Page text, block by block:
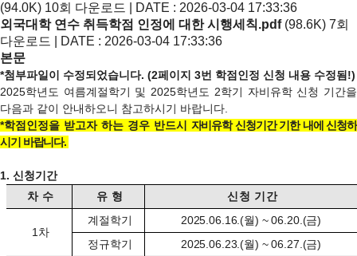
(94.0K) 10회 다운로드 | DATE : 2026-03-04 17:33:36
외국대학 연수 취득학점 인정에 대한 시행세칙.pdf (98.6K) 7회
다운로드 | DATE : 2026-03-04 17:33:36
본문
*첨부파일이 수정되었습니다. (2페이지 3번 학점인정 신청 내용 수정됨!)
2025학년도 여름계절학기 및 2025학년도 2학기 자비유학 신청 기간을
다음과 같이 안내하오니 참고하시기 바랍니다.
*학점인정을 받고자 하는 경우 반드시 자비유학 신청기간 기한 내에 신청하
시기 바랍니다.
1. 신청기간
차 수
유 형 신청 기간
1차
계절학기
2025.06.16.(월) ~ 06.20.(금)
정규학기
2025.06.23.(월) ~ 06.27.(금)